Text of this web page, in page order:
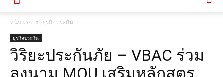
หน้าแรก ธุรกิจประกัน
ธุรกิจประกัน
วิริยะประกันภัย – VBAC ร่วม
ลงนาม MOU เสริมหลักสูตร